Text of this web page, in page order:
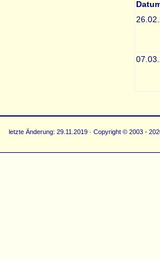
letzte Änderung: 29.11.2019 · Copyright © 2003 -